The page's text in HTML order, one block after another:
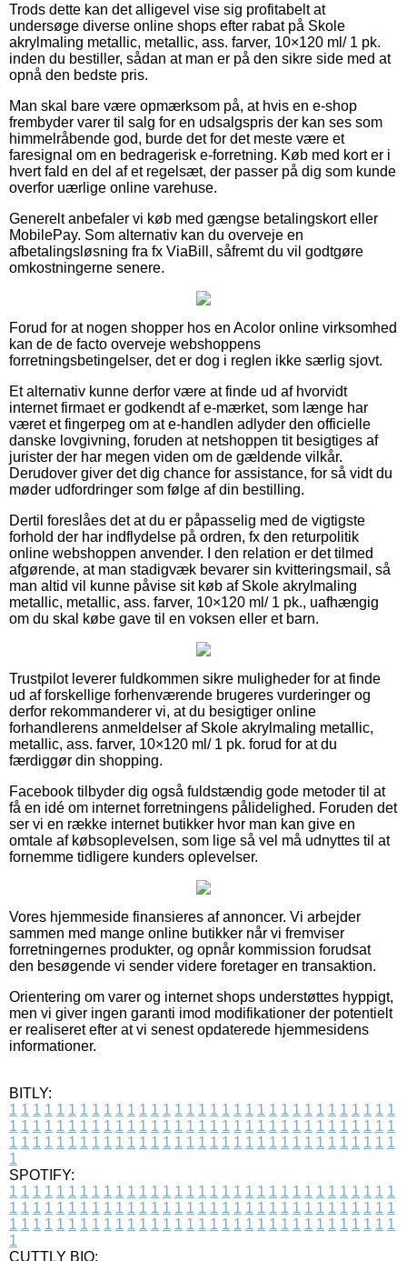
Trods dette kan det alligevel vise sig profitabelt at
undersøge diverse online shops efter rabat på Skole
akrylmaling metallic, metallic, ass. farver, 10×120 ml/ 1 pk.
inden du bestiller, sådan at man er på den sikre side med at
opnå den bedste pris.
Man skal bare være opmærksom på, at hvis en e-shop
frembyder varer til salg for en udsalgspris der kan ses som
himmelråbende god, burde det for det meste være et
faresignal om en bedragerisk e-forretning. Køb med kort er i
hvert fald en del af et regelsæt, der passer på dig som kunde
overfor uærlige online varehuse.
Generelt anbefaler vi køb med gængse betalingskort eller
MobilePay. Som alternativ kan du overveje en
afbetalingsløsning fra fx ViaBill, såfremt du vil godtgøre
omkostningerne senere.
Forud for at nogen shopper hos en Acolor online virksomhed
kan de de facto overveje webshoppens
forretningsbetingelser, det er dog i reglen ikke særlig sjovt.
Et alternativ kunne derfor være at finde ud af hvorvidt
internet firmaet er godkendt af e-mærket, som længe har
været et fingerpeg om at e-handlen adlyder den officielle
danske lovgivning, foruden at netshoppen tit besigtiges af
jurister der har megen viden om de gældende vilkår.
Derudover giver det dig chance for assistance, for så vidt du
møder udfordringer som følge af din bestilling.
Dertil foreslåes det at du er påpasselig med de vigtigste
forhold der har indflydelse på ordren, fx den returpolitik
online webshoppen anvender. I den relation er det tilmed
afgørende, at man stadigvæk bevarer sin kvitteringsmail, så
man altid vil kunne påvise sit køb af Skole akrylmaling
metallic, metallic, ass. farver, 10×120 ml/ 1 pk., uafhængig
om du skal købe gave til en voksen eller et barn.
Trustpilot leverer fuldkommen sikre muligheder for at finde
ud af forskellige forhenværende brugeres vurderinger og
derfor rekommanderer vi, at du besigtiger online
forhandlerens anmeldelser af Skole akrylmaling metallic,
metallic, ass. farver, 10×120 ml/ 1 pk. forud for at du
færdiggør din shopping.
Facebook tilbyder dig også fuldstændig gode metoder til at
få en idé om internet forretningens pålidelighed. Foruden det
ser vi en række internet butikker hvor man kan give en
omtale af købsoplevelsen, som lige så vel må udnyttes til at
fornemme tidligere kunders oplevelser.
Vores hjemmeside finansieres af annoncer. Vi arbejder
sammen med mange online butikker når vi fremviser
forretningernes produkter, og opnår kommission forudsat
den besøgende vi sender videre foretager en transaktion.
Orientering om varer og internet shops understøttes hyppigt,
men vi giver ingen garanti imod modifikationer der potentielt
er realiseret efter at vi senest opdaterede hjemmesidens
informationer.
BITLY:
1 1 1 1 1 1 1 1 1 1 1 1 1 1 1 1 1 1 1 1 1 1 1 1 1 1 1 1 1 1 1 1 1
1 1 1 1 1 1 1 1 1 1 1 1 1 1 1 1 1 1 1 1 1 1 1 1 1 1 1 1 1 1 1 1 1
1 1 1 1 1 1 1 1 1 1 1 1 1 1 1 1 1 1 1 1 1 1 1 1 1 1 1 1 1 1 1 1 1
1
SPOTIFY:
1 1 1 1 1 1 1 1 1 1 1 1 1 1 1 1 1 1 1 1 1 1 1 1 1 1 1 1 1 1 1 1 1
1 1 1 1 1 1 1 1 1 1 1 1 1 1 1 1 1 1 1 1 1 1 1 1 1 1 1 1 1 1 1 1 1
1 1 1 1 1 1 1 1 1 1 1 1 1 1 1 1 1 1 1 1 1 1 1 1 1 1 1 1 1 1 1 1 1
1
CUTTLY BIO: